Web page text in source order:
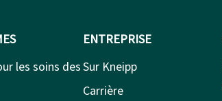
les soins des
ENTREPRISE
Sur Kneipp
Carrière